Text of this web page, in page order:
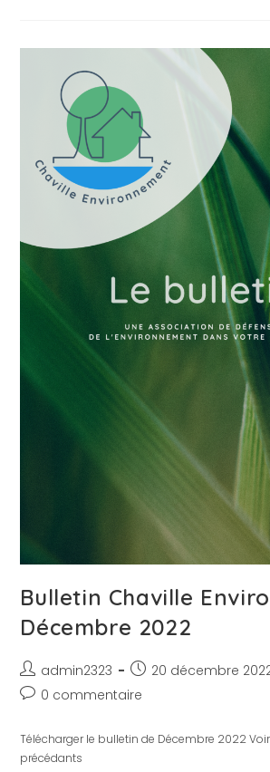
Bulletin Chaville
Décembre 2022
admin2323 20 décembre
0 commentaire
Télécharger le bulletin de Décembre 2022
précédants